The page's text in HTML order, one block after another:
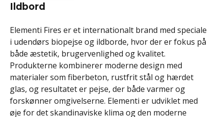
Ildbord
Elementi Fires er et internationalt brand med speciale
i udendørs biopejse og ildborde, hvor der er fokus på
både æstetik, brugervenlighed og kvalitet.
Produkterne kombinerer moderne design med
materialer som fiberbeton, rustfrit stål og hærdet
glas, og resultatet er pejse, der både varmer og
forskønner omgivelserne. Elementi er udviklet med
øje for det skandinaviske klima og den moderne